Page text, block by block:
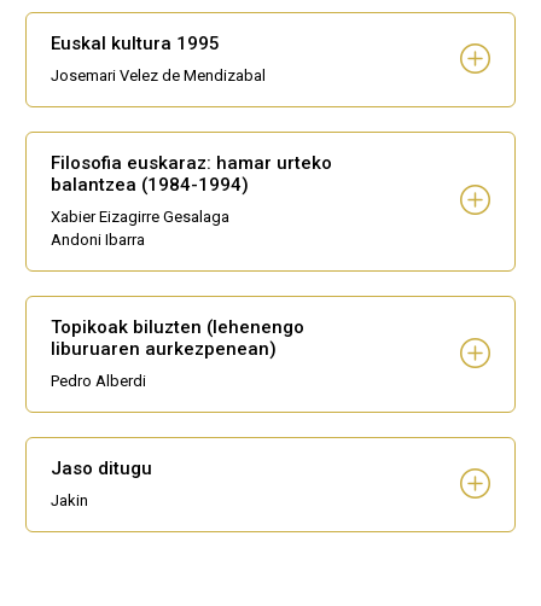
Euskal kultura 1995
Josemari Velez de Mendizabal
Filosofia euskaraz: hamar urteko
balantzea (1984-1994)
Xabier Eizagirre Gesalaga
Andoni Ibarra
Topikoak biluzten (lehenengo
liburuaren aurkezpenean)
Pedro Alberdi
Jaso ditugu
Jakin